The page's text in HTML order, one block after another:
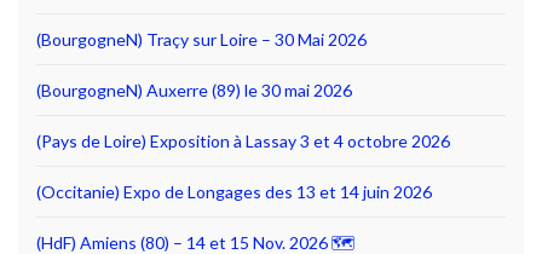
(BourgogneN) Traçy sur Loire – 30 Mai 2026
(BourgogneN) Auxerre (89) le 30 mai 2026
(Pays de Loire) Exposition à Lassay 3 et 4 octobre 2026
(Occitanie) Expo de Longages des 13 et 14 juin 2026
(HdF) Amiens (80) – 14 et 15 Nov. 2026 🗺